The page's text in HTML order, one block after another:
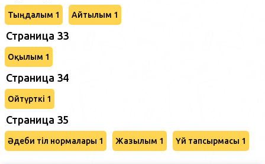
Тыңдалым 1 Айтылым 1
Страница 33
Оқылым 1
Страница 34
Ойтүрткі 1
Страница 35
Әдеби тіл нормалары 1 Жазылым 1 Үй тапсырмасы 1